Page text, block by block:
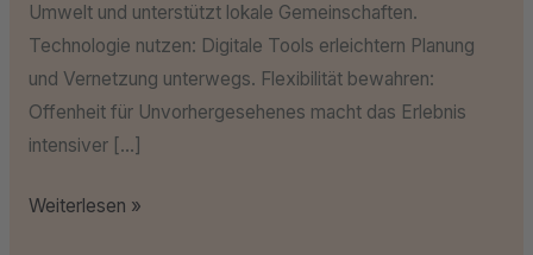
Umwelt und unterstützt lokale Gemeinschaften.
Technologie nutzen: Digitale Tools erleichtern Planung
und Vernetzung unterwegs. Flexibilität bewahren:
Offenheit für Unvorhergesehenes macht das Erlebnis
intensiver […]
Weiterlesen »